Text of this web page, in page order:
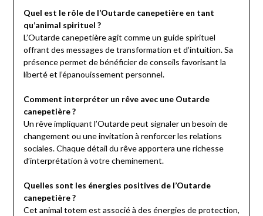
Quel est le rôle de l’Outarde canepetière en tant
qu’animal spirituel ?
L’Outarde canepetière agit comme un guide spirituel
offrant des messages de transformation et d’intuition. Sa
présence permet de bénéficier de conseils favorisant la
liberté et l’épanouissement personnel.
Comment interpréter un rêve avec une Outarde
canepetière ?
Un rêve impliquant l’Outarde peut signaler un besoin de
changement ou une invitation à renforcer les relations
sociales. Chaque détail du rêve apportera une richesse
d’interprétation à votre cheminement.
Quelles sont les énergies positives de l’Outarde
canepetière ?
Cet animal totem est associé à des énergies de protection,